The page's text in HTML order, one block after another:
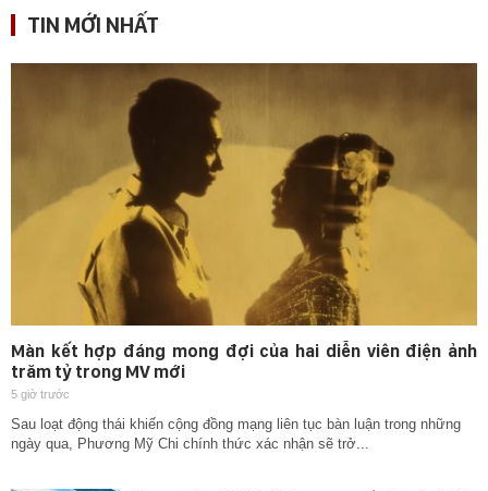
TIN MỚI NHẤT
Màn kết hợp đáng mong đợi của hai diễn viên điện ảnh
trăm tỷ trong MV mới
5 giờ trước
Sau loạt động thái khiến cộng đồng mạng liên tục bàn luận trong những
ngày qua, Phương Mỹ Chi chính thức xác nhận sẽ trở...